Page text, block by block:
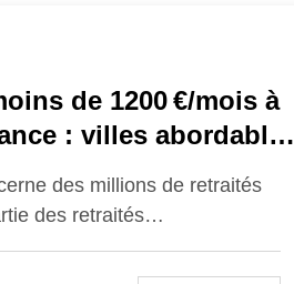
de 1200 €/mois à
: villes abordables
des millions de retraités
des retraités…